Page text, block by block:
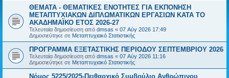
ΘΕΜΑΤΑ - ΘΕΜΑΤΙΚΕΣ ΕΝΟΤΗΤΕΣ ΓΙΑ ΕΚΠΟΝΗΣΗ
ΜΕΤΑΠΤΥΧΙΑΚΩΝ ΔΙΠΛΩΜΑΤΙΚΩΝ ΕΡΓΑΣΙΩΝ ΚΑΤΑ ΤΟ
ΑΚΑΔΗΜΑΪΚΟ ΕΤΟΣ 2026-27
Τελευταία δημοσίευση από dmsas « 07 Αύγ 2026 17:49
Δημοσιεύτηκε σε Μεταπτυχιακό Στατιστικής
ΠΡΟΓΡΑΜΜΑ ΕΞΕΤΑΣΤΙΚΗΣ ΠΕΡΙΟΔΟΥ ΣΕΠΤΕΜΒΡΙΟΥ 2026
Τελευταία δημοσίευση από dmsas « 07 Αύγ 2026 11:16
Δημοσιεύτηκε σε Μεταπτυχιακό Στατιστικής
Νόμος 5225/2025-Πειθαρχικό Συμβούλιο Ανθρώπινου